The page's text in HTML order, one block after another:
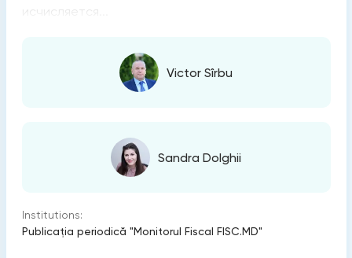
исчисляется...
Victor Sîrbu
Sandra Dolghii
Institutions:
Publicaţia periodică "Monitorul Fiscal FISC.MD"